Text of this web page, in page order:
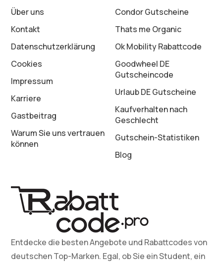
Über uns
Kontakt
Datenschutz­erklärung
Cookies
Impressum
Karriere
Gastbeitrag
Warum Sie uns vertrauen
können
Condor Gutscheine
Thats me Organic
Ok Mobility Rabattcode
Goodwheel DE
Gutscheincode
Urlaub DE Gutscheine
Kaufverhalten nach
Geschlecht
Gutschein-Statistiken
Blog
Entdecke die besten Angebote und Rabattcodes von
deutschen Top-Marken. Egal, ob Sie ein Student, ein